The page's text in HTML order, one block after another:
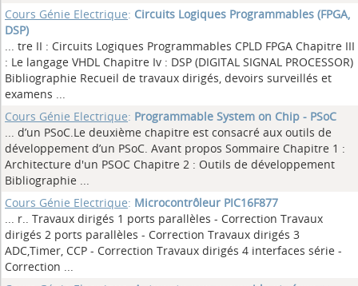
Cours Génie Electrique: Circuits Logiques Programmables (FPGA,
DSP)
... tre II : Circuits Logiques Programmables CPLD FPGA Chapitre III
: Le langage VHDL Chapitre Iv : DSP (DIGITAL SIGNAL PROCESSOR)
Bibliographie Recueil de travaux dirigés, devoirs surveillés et
examens ...
Cours Génie Electrique: Programmable System on Chip - PSoC
... d’un PSoC.Le deuxième chapitre est consacré aux outils de
développement d’un PSoC. Avant propos Sommaire Chapitre 1 :
Architecture d'un PSOC Chapitre 2 : Outils de développement
Bibliographie ...
Cours Génie Electrique: Microcontrôleur PIC16F877
... r.. Travaux dirigés 1 ports parallèles - Correction Travaux
dirigés 2 ports parallèles - Correction Travaux dirigés 3
ADC,Timer, CCP - Correction Travaux dirigés 4 interfaces série -
Correction ...